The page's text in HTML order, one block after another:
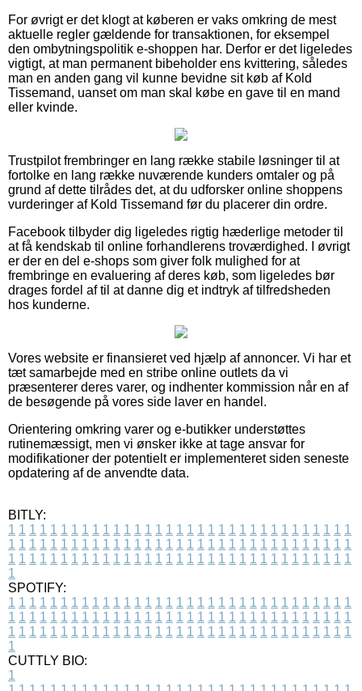
For øvrigt er det klogt at køberen er vaks omkring de mest
aktuelle regler gældende for transaktionen, for eksempel
den ombytningspolitik e-shoppen har. Derfor er det ligeledes
vigtigt, at man permanent bibeholder ens kvittering, således
man en anden gang vil kunne bevidne sit køb af Kold
Tissemand, uanset om man skal købe en gave til en mand
eller kvinde.
Trustpilot frembringer en lang række stabile løsninger til at
fortolke en lang række nuværende kunders omtaler og på
grund af dette tilrådes det, at du udforsker online shoppens
vurderinger af Kold Tissemand før du placerer din ordre.
Facebook tilbyder dig ligeledes rigtig hæderlige metoder til
at få kendskab til online forhandlerens troværdighed. I øvrigt
er der en del e-shops som giver folk mulighed for at
frembringe en evaluering af deres køb, som ligeledes bør
drages fordel af til at danne dig et indtryk af tilfredsheden
hos kunderne.
Vores website er finansieret ved hjælp af annoncer. Vi har et
tæt samarbejde med en stribe online outlets da vi
præsenterer deres varer, og indhenter kommission når en af
de besøgende på vores side laver en handel.
Orientering omkring varer og e-butikker understøttes
rutinemæssigt, men vi ønsker ikke at tage ansvar for
modifikationer der potentielt er implementeret siden seneste
opdatering af de anvendte data.
BITLY:
1 1 1 1 1 1 1 1 1 1 1 1 1 1 1 1 1 1 1 1 1 1 1 1 1 1 1 1 1 1 1 1 1
1 1 1 1 1 1 1 1 1 1 1 1 1 1 1 1 1 1 1 1 1 1 1 1 1 1 1 1 1 1 1 1 1
1 1 1 1 1 1 1 1 1 1 1 1 1 1 1 1 1 1 1 1 1 1 1 1 1 1 1 1 1 1 1 1 1
1
SPOTIFY:
1 1 1 1 1 1 1 1 1 1 1 1 1 1 1 1 1 1 1 1 1 1 1 1 1 1 1 1 1 1 1 1 1
1 1 1 1 1 1 1 1 1 1 1 1 1 1 1 1 1 1 1 1 1 1 1 1 1 1 1 1 1 1 1 1 1
1 1 1 1 1 1 1 1 1 1 1 1 1 1 1 1 1 1 1 1 1 1 1 1 1 1 1 1 1 1 1 1 1
1
CUTTLY BIO:
1